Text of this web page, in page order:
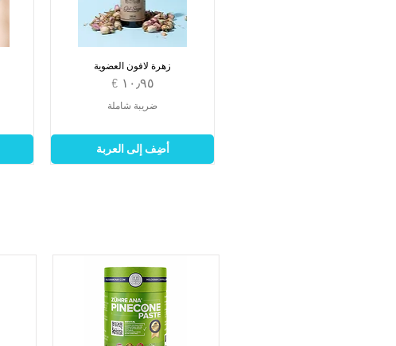
زهرة لافون العضوية
السعر
ضريبة شاملة
أضِف إلى العربة